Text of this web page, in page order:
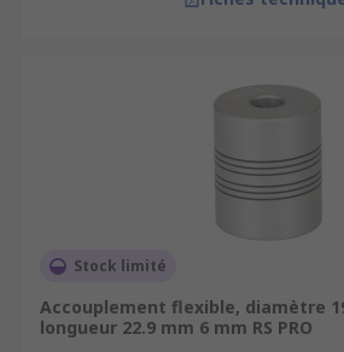
Stock limité
Accouplement flexible, diamètre
longueur 22.9 mm 6 mm RS PRO